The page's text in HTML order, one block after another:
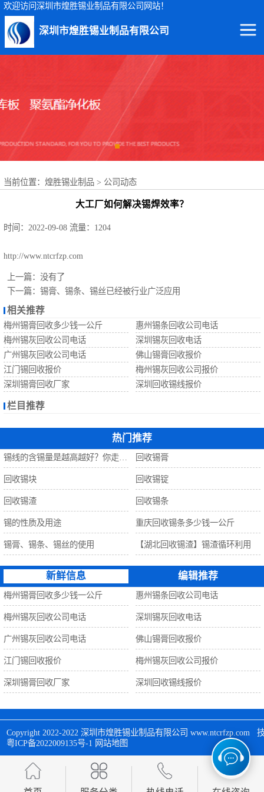
欢迎访问深圳市煌胜锡业制品有限公司网站！
深圳市煌胜锡业制品有限公司
当前位置： 煌胜锡业制品 > 公司动态
大工厂如何解决锡焊效率？
时间：2022-09-08 流量：1204
http://www.ntcrfzp.com
上一篇： 没有了
下一篇： 锡膏、锡条、锡丝已经被行业广泛应用
相关推荐
梅州锡膏回收多少钱一公斤
惠州锡条回收公司电话
梅州锡灰回收公司电话
深圳锡灰回收电话
广州锡灰回收公司电话
佛山锡膏回收报价
江门锡回收报价
梅州锡灰回收公司报价
深圳锡膏回收厂家
深圳回收锡线报价
栏目推荐
热门推荐
回收锡膏
回收锡块 回收锡锭
回收锡渣 回收锡条
锡的性质及用途 重庆回收锡条多少钱一公斤
锡膏、锡条、锡丝的使用 【湖北回收锡渣】锡渣循环利用
新鲜信息 编辑推荐
梅州锡膏回收多少钱一公斤 惠州锡条回收公司电话
梅州锡灰回收公司电话 深圳锡灰回收电话
广州锡灰回收公司电话 佛山锡膏回收报价
江门锡回收报价 梅州锡灰回收公司报价
深圳锡膏回收厂家 深圳回收锡线报价
Copyright 2022-2022 深圳市煌胜锡业制品有限公司 www.ntcrfzp.com
粤ICP备2022009135号-1 网站地图
回收锡条
回收锡膏
回收锡锭
回收锡珠
回收锡